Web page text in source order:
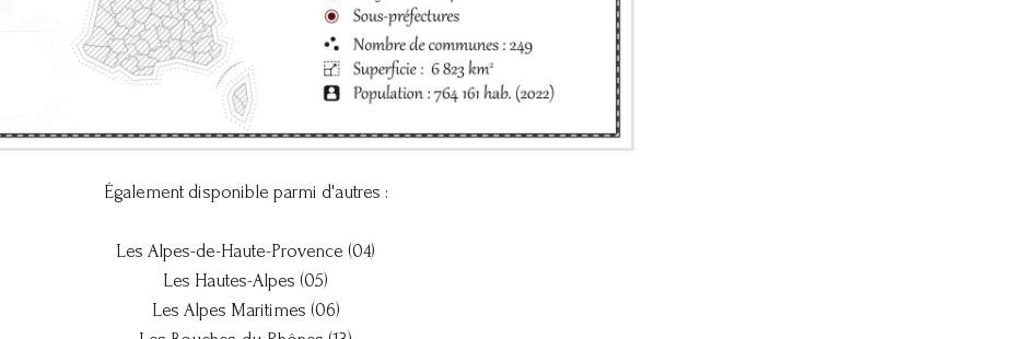
Également disponible parmi d'autres :
Les Alpes-de-Haute-Provence (04)
Les Hautes-Alpes (05)
Les Alpes Maritimes (06)